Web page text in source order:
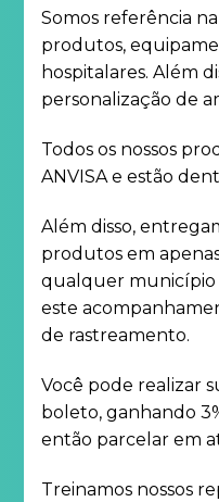
Somos referência
produtos,
hospitalares. Além
personalização de
Todos os nossos
ANVISA e estão
Além disso,
produtos em
qualquer município
este
de rastreamento.
Você pode realizar
boleto, ganhando
então parcelar em
Treinamos nossos